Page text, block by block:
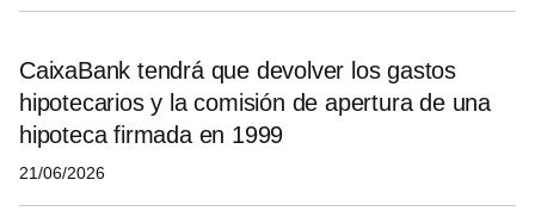
CaixaBank tendrá que devolver los gastos
hipotecarios y la comisión de apertura de una
hipoteca firmada en 1999
21/06/2026